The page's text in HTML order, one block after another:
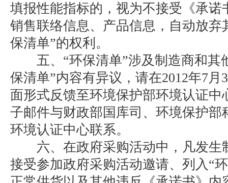
填报性能指标的，视为不接受《承诺
销售联络信息、产品信息，自动放弃
保清单”的权利。
五、“环保清单”涉及制造商和其
保清单”内容有异议，请在2012年7月
面形式反馈至环境保护部环境认证中
子邮件与财政部国库司、环境保护部
环境认证中心联系。
六、在政府采购活动中，凡发生
接受参加政府采购活动邀请、列入“